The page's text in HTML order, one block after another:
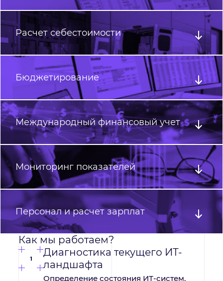
Расчет себестоимости
Бюджетирование
Международный финансовый учет
Мониторинг показателей
Персонал и расчет зарплат
Как мы работаем?
1
Диагностика текущего ИТ-
ландшафта
Определение состояния ИТ-систем,